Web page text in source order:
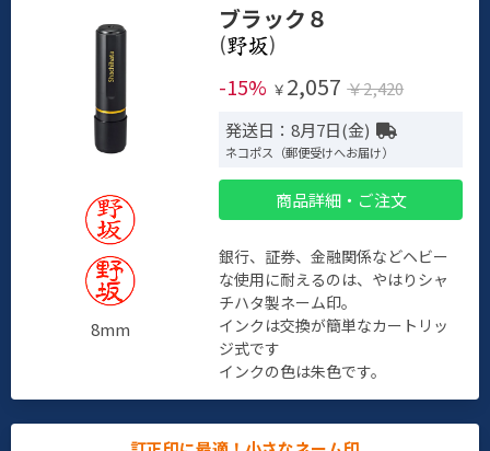
8mm
ブラック８
(
)
-15% ￥ 2,057 ￥2,420
発送日：8月7日(金)
ネコポス（郵便受けへお届け）
商品詳細・ご注文
銀行、証券、金融関係などヘビー
な使用に耐えるのは、やはりシャ
チハタ製ネーム印。
インクは交換が簡単なカートリッ
ジ式です
インクの色は朱色です。